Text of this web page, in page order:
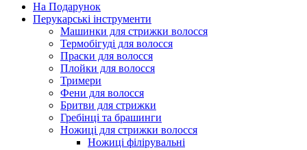
На Подарунок
Перукарські інструменти
Машинки для стрижки волосся
Термобігуді для волосся
Праски для волосся
Плойки для волосся
Тримери
Фени для волосся
Бритви для стрижки
Гребінці та брашинги
Ножиці для стрижки волосся
Ножиці філірувальні